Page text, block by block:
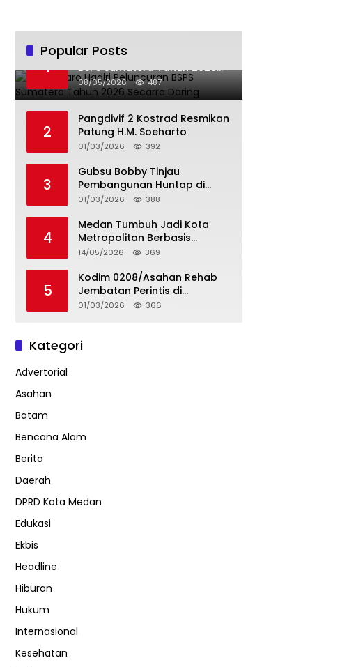
Popular Posts
1
Bupati Karo Hadiri Peluncuran
BSPS Sumatera Tahun 2026
Secarra Daring
08/05/2026 487
2
Pangdivif 2 Kostrad Resmikan
Patung H.M. Soeharto
01/03/2026 392
3
Gubsu Bobby Tinjau
Pembangunan Huntap di
Tapteng
01/03/2026 388
4
Medan Tumbuh Jadi Kota
Metropolitan Berbasis
Teknologi
14/05/2026 369
5
Kodim 0208/Asahan Rehab
Jembatan Perintis di
Mandarsah
01/03/2026 366
Kategori
Advertorial
Asahan
Batam
Bencana Alam
Berita
Daerah
DPRD Kota Medan
Edukasi
Ekbis
Headline
Hiburan
Hukum
Internasional
Kesehatan